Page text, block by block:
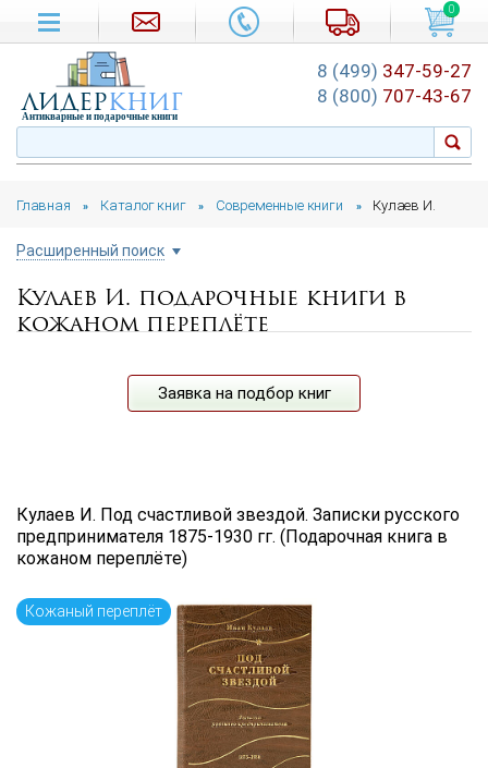
Главная » Каталог книг » Современные книги » Кулаев И.
Расширенный поиск
Цена руб.
от
до
Язык книги
...
по дате поступления (новинки)
Кулаев И. подарочные книги в
кожаном переплёте
Заявка на подбор книг
Кулаев И. Под счастливой звездой. Записки русского
предпринимателя 1875-1930 гг. (Подарочная книга в
кожаном переплёте)
Кожаный переплёт
0
лидеркниг
Антикварные и подарочные книги
8 (499) 347-59-27
8 (800) 707-43-67